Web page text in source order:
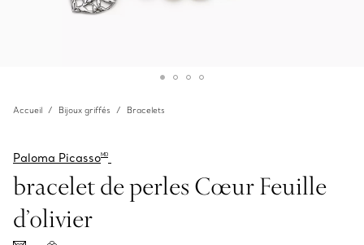
Accueil Bijoux griffés Bracelets
Paloma PicassoMD
bracelet de perles Cœur Feuille
d’olivier